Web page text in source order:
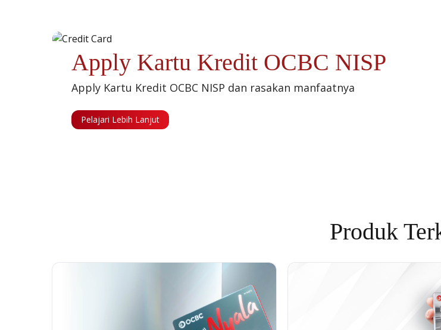
Apply Kartu Kredit OCBC NISP
Apply Kartu Kredit OCBC NISP dan rasakan manfaatnya
Pelajari Lebih Lanjut
Produk